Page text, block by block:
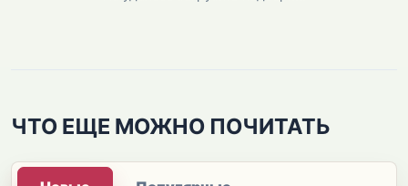
ЧТО ЕЩЕ МОЖНО ПОЧИТАТЬ